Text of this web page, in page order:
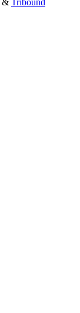
&
Tribound